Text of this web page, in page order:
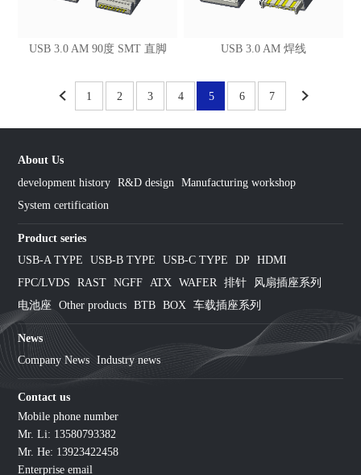
USB 3.0 AM 90度 SMT 直脚 USB 3.0 AM 焊线
1 2 3 4 5 6 7
About Us
development history R&D design
Manufacturing workshop
System certification
Product series
USB-A TYPE
USB-B TYPE USB-C TYPE DP HDMI
FPC/LVDS
RAST NGFF ATX WAFER 排针
风扇插座系列
电池座
Other products BTB BOX 车载插座系列
News
Company News Industry news
Contact us
Mobile phone number
Mr. Li: 13580793382
Mr. He: 13923422458
Enterprise email